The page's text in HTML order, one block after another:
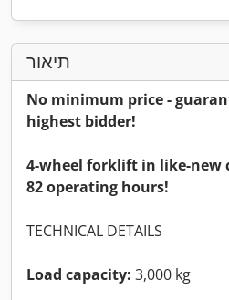
תיאור
No minimum price -
highest bidder!
4-wheel forklift in like-
82 operating hours!
TECHNICAL DETAILS
Load capacity: 3,000 kg